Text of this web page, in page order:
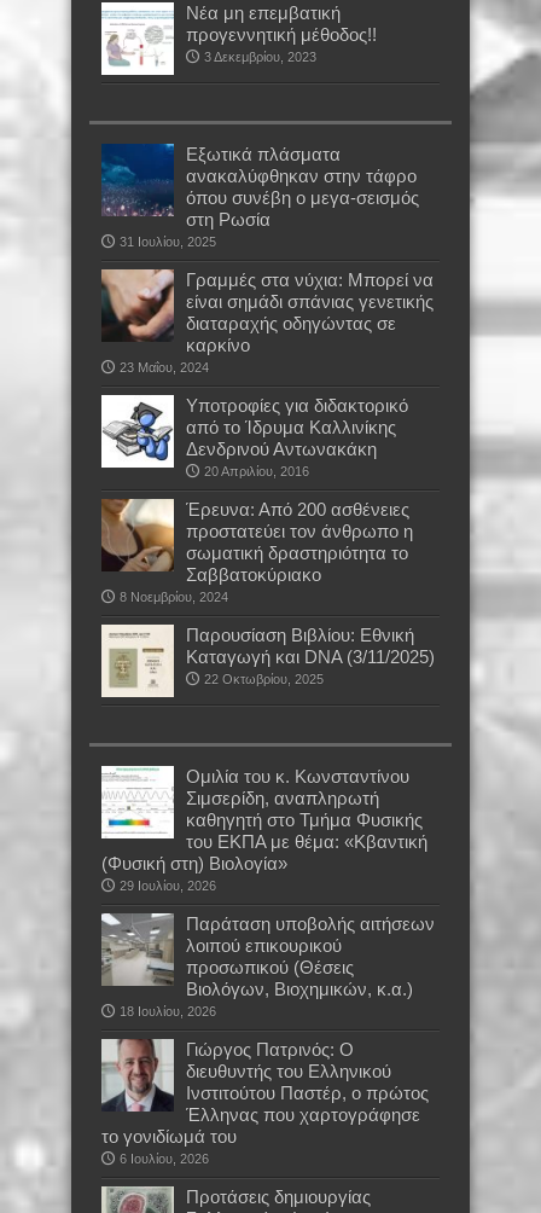
Νέα μη επεμβατική
προγεννητική μέθοδος!!
3 Δεκεμβρίου, 2023
Εξωτικά πλάσματα
ανακαλύφθηκαν στην τάφρο
όπου συνέβη ο μεγα-σεισμός
στη Ρωσία
31 Ιουλίου, 2025
Γραμμές στα νύχια: Μπορεί να
είναι σημάδι σπάνιας γενετικής
διαταραχής οδηγώντας σε
καρκίνο
23 Μαΐου, 2024
Υποτροφίες για διδακτορικό
από το Ίδρυμα Καλλινίκης
Δενδρινού Αντωνακάκη
20 Απριλίου, 2016
Έρευνα: Από 200 ασθένειες
προστατεύει τον άνθρωπο η
σωματική δραστηριότητα το
Σαββατοκύριακο
8 Νοεμβρίου, 2024
Παρουσίαση Βιβλίου: Εθνική
Καταγωγή και DNA (3/11/2025)
22 Οκτωβρίου, 2025
Oμιλία του κ. Κωνσταντίνου
Σιμσερίδη, αναπληρωτή
καθηγητή στο Τμήμα Φυσικής
του ΕΚΠΑ με θέμα: «Κβαντική
(Φυσική στη) Βιολογία»
29 Ιουλίου, 2026
Παράταση υποβολής αιτήσεων
λοιπού επικουρικού
προσωπικού (Θέσεις
Βιολόγων, Βιοχημικών, κ.α.)
18 Ιουλίου, 2026
Γιώργος Πατρινός: Ο
διευθυντής του Ελληνικού
Ινστιτούτου Παστέρ, ο πρώτος
Έλληνας που χαρτογράφησε
το γονιδίωμά του
6 Ιουλίου, 2026
Προτάσεις δημιουργίας